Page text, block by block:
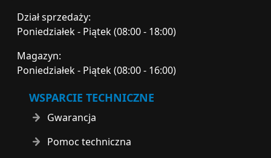
Dział sprzedaży:
Poniedziałek - Piątek (08:00 - 18:00)
Magazyn:
Poniedziałek - Piątek (08:00 - 16:00)
WSPARCIE TECHNICZNE
Gwarancja
Pomoc techniczna